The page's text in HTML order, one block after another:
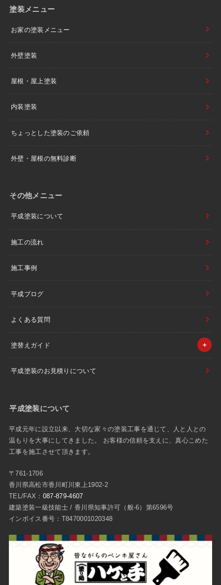
塗装メニュー
お家の塗装メニュー
外壁塗装
屋根・屋上塗装
内装塗装
ちょっとした塗装のご依頼
外壁・屋根の無料診断
その他メニュー
平成塗装について
施工の流れ
施工事例
平成ブログ
よくある質問
塗替えガイド
平成塗装のお見積りについて
平成塗装について
平成元年に設立以来、大切な家々の塗装工事を通じて、人と人との
温もりを大事にしてきました。 お客様の信頼を支えに、真心こめた
工事を施工させて頂きます。
〒761-1706
香川県高松市香川町川東上1902-2
TEL/FAX： 087-879-4607
建築塗装一級技能士 / 香川県知事許可（般-6）第6596号
インボイス番号：T8470001020348